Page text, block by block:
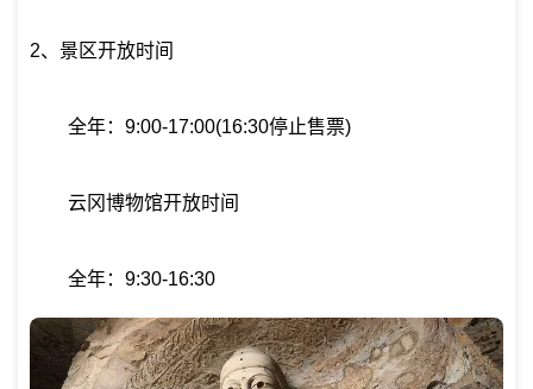
2、景区开放时间
全年：9:00-17:00(16:30停止售票)
云冈博物馆开放时间
全年：9:30-16:30